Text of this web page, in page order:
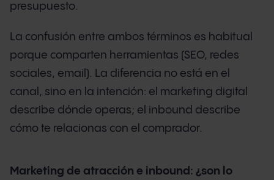
presupuesto.
La confusión entre ambos términos es habitual
porque comparten herramientas (SEO, redes
sociales, email). La diferencia no está en el
canal, sino en la intención: el marketing digital
describe dónde operas; el inbound describe
cómo te relacionas con el comprador.
Marketing de atracción e inbound: ¿son lo